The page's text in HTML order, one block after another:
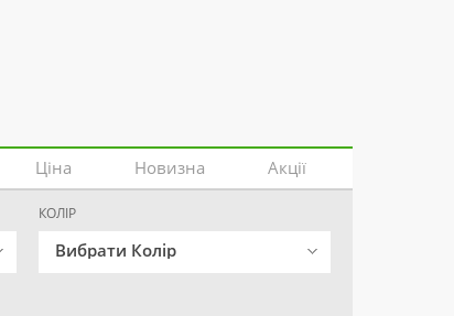
Ціна Новизна Акції
КОЛІР
Вибрати Колір